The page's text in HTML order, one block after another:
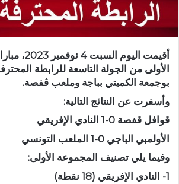
أقيمت اليوم
الأولى من الجولة التاسعة للرابطة
بوجمعة الكميتي بباجة وملعب ڤفصة.
وأسفرت عن النتائج التالية:
قوافل قفصة 0-1 النادي الإفريقي
الأولمبي الباجي 0-1 الملعب التونسي
وفيما يلي تصنيف المجموعة الأولى:
1- النادي الإفريقي (18 نقطة)